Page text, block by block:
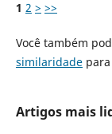
1 2 > >>
Você também
similaridadepara
Artigos mais